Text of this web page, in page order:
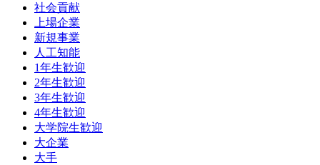
社会貢献
上場企業
新規事業
人工知能
1年生歓迎
2年生歓迎
3年生歓迎
4年生歓迎
大学院生歓迎
大企業
大手